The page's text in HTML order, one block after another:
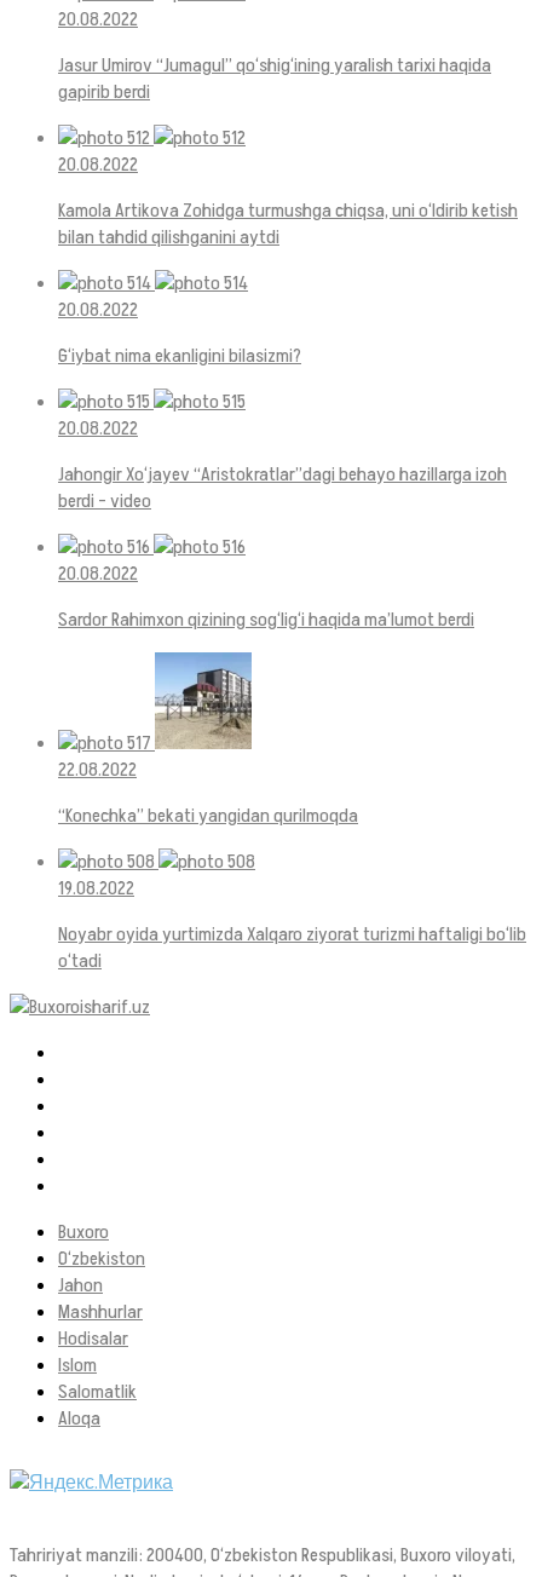
20.08.2022
Jasur Umirov “Jumagul” qo‘shig‘ining yaralish tarixi haqida
gapirib berdi
20.08.2022
Kamola Artikova Zohidga turmushga chiqsa, uni o‘ldirib ketish
bilan tahdid qilishganini aytdi
20.08.2022
G‘iybat nima ekanligini bilasizmi?
20.08.2022
Jahongir Xo‘jayev “Aristokratlar”dagi behayo hazillarga izoh
berdi – video
20.08.2022
Sardor Rahimxon qizining sog‘lig‘i haqida ma’lumot berdi
22.08.2022
“Konechka” bekati yangidan qurilmoqda
19.08.2022
Noyabr oyida yurtimizda Xalqaro ziyorat turizmi haftaligi bo‘lib
o‘tadi
Buxoro
O‘zbekiston
Jahon
Mashhurlar
Hodisalar
Islom
Salomatlik
Aloqa
Tahririyat manzili: 200400, O‘zbekiston Respublikasi, Buxoro viloyati,